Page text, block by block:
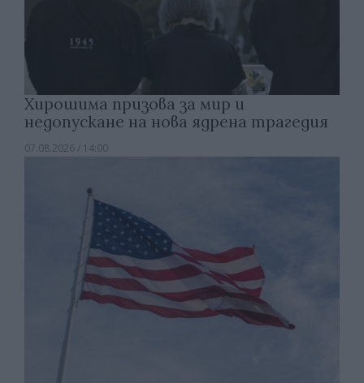
Хирошима призова за мир и
недопускане на нова ядрена трагедия
07.08.2026 / 14:00